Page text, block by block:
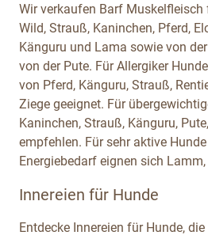
Wir verkaufen Barf Muskelfleisch
Wild, Strauß, Kaninchen, Pferd,
Känguru und Lama sowie von
von der Pute. Für Allergiker
von Pferd, Känguru, Strauß,
Ziege geeignet. Für
Kaninchen, Strauß, Känguru,
empfehlen. Für sehr aktive
Energiebedarf eignen sich
Innereien für Hunde
Entdecke Innereien für Hunde, die